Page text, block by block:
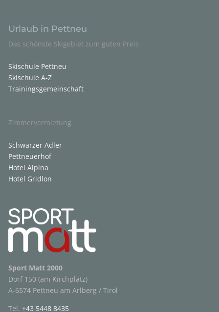
Urlaub in Pettneu
Das schönste Skigebiet zum guten Preis
Skischule Pettneu
Skischule A-Z
Trainingsgemeinschaft
Zimmervermietung
Schwarzer Adler
Pettneuerhof
Hotel Alpina
Hotel Gridlon
Sport Matt 2000
Dorf 150 (am Kirchplatz)
A-6574 Pettneu am Arlberg / Tirol
Tel.+43 5448 8435